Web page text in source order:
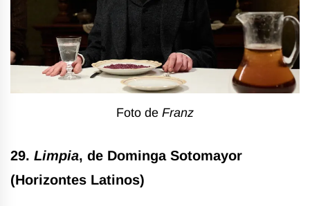
Foto de Franz
29. Limpia, de Dominga Sotomayor
(Horizontes Latinos)